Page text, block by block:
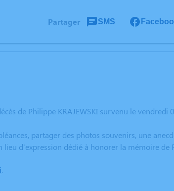
Partager SMS
de Philippe KRAJEWSKI survenu le
partager des photos souvenirs, une
d'expression dédié à honorer la mémoire de
.